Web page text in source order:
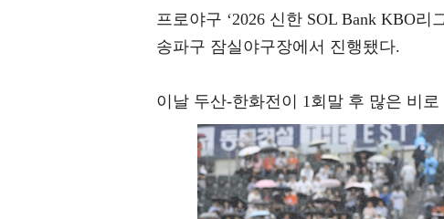
프로야구 ‘2026 신한 SOL Bank KBO
송파구 잠실야구장에서 진행됐다.
이날 두산-한화전이 1회말 후 많은 비